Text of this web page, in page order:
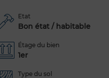
Etat
Bon état / habitable
Étage du bien
1er
Type du sol